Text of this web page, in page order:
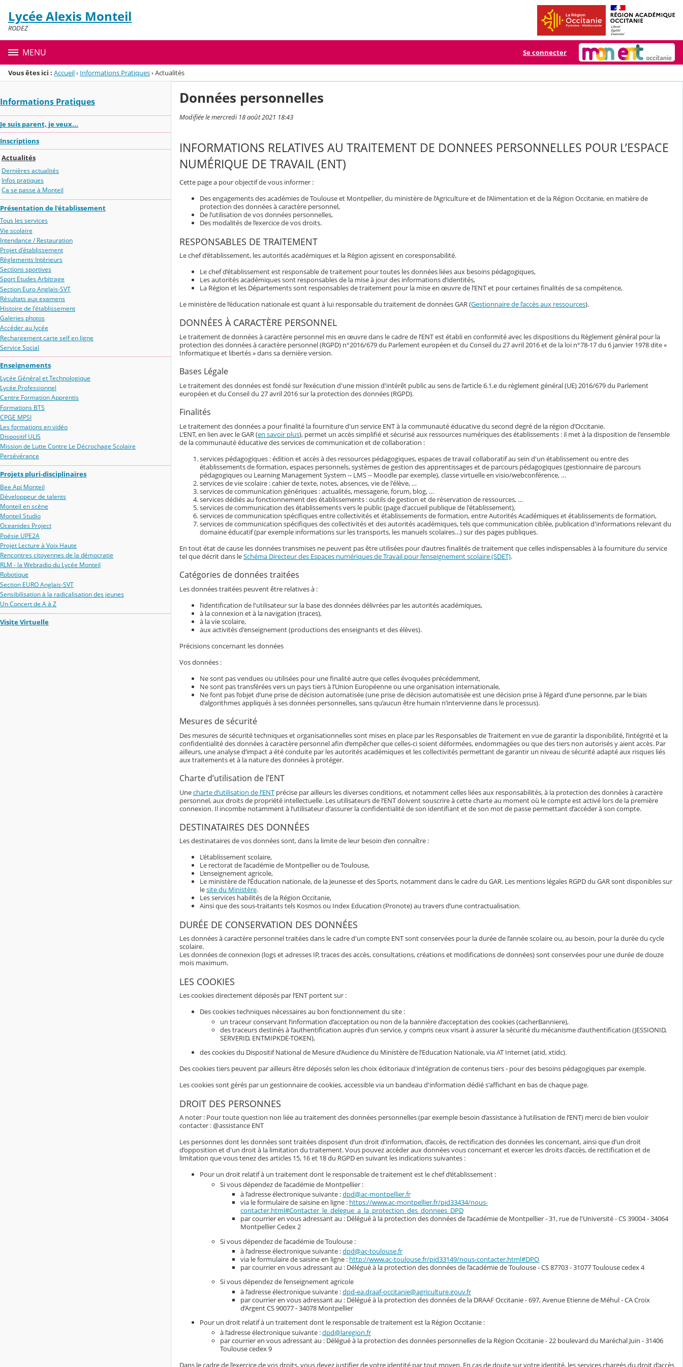
Menu de la rubrique
Contenu
Lycée Alexis Monteil
RODEZ
MENU Se connecter
Vous êtes ici : Accueil› Informations Pratiques›Actualités
Informations Pratiques
Je suis parent, je veux...
Inscriptions
Actualités
Dernières actualités
Infos pratiques
Ça se passe à Monteil
Présentation de l'établissement
Tous les services
Vie scolaire
Intendance / Restauration
Projet d'établissement
Règlements Intérieurs
Sections sportives
Sport Etudes Arbitrage
Section Euro Anglais-SVT
Résultats aux examens
Histoire de l'établissement
Galeries photos
Accéder au lycée
Rechargement carte self en ligne
Service Social
Enseignements
Lycée Général et Technologique
Lycée Professionnel
Centre Formation Apprentis
Formations BTS
CPGE MPSI
Les formations en vidéo
Dispositif ULIS
Mission de Lutte Contre Le Décrochage Scolaire
Persévérance
Projets pluri-disciplinaires
Bee Api Monteil
Développeur de talents
Monteil en scène
Monteil Studio
Oceanides Project
Poésie UPE2A
Projet Lecture à Voix Haute
Rencontres citoyennes de la démocratie
RLM - la Webradio du Lycée Monteil
Robotique
Section EURO Anglais-SVT
Sensibilisation à la radicalisation des jeunes
Un Concert de A à Z
Visite Virtuelle
Données personnelles
Modifiée le mercredi 18 août 2021 18:43
INFORMATIONS RELATIVES AU TRAITEMENT DE DONNEES PERSONNELLES POUR L’ESPACE
NUMÉRIQUE DE TRAVAIL (ENT)
Cette page a pour objectif de vous informer :
Des engagements des académies de Toulouse et Montpellier, du ministère de l’Agriculture et de l’Alimentation et de la Région Occitanie, en matière de
protection des données à caractère personnel,
De l’utilisation de vos données personnelles,
Des modalités de l’exercice de vos droits.
RESPONSABLES DE TRAITEMENT
Le chef d’établissement, les autorités académiques et la Région agissent en coresponsabilité.
Le chef d’établissement est responsable de traitement pour toutes les données liées aux besoins pédagogiques,
Les autorités académiques sont responsables de la mise à jour des informations d’identités,
La Région et les Départements sont responsables de traitement pour la mise en œuvre de l’ENT et pour certaines finalités de sa compétence,
Le ministère de l’éducation nationale est quant à lui responsable du traitement de données GAR (Gestionnaire de l’accès aux ressources).
DONNÉES À CARACTÈRE PERSONNEL
Le traitement de données à caractère personnel mis en œuvre dans le cadre de l’ENT est établi en conformité avec les dispositions du Règlement général pour la
protection des données à caractère personnel (RGPD) n°2016/679 du Parlement européen et du Conseil du 27 avril 2016 et de la loi n°78-17 du 6 janvier 1978 dite «
Informatique et libertés » dans sa dernière version.
Bases Légale
Le traitement des données est fondé sur l’exécution d'une mission d'intérêt public au sens de l’article 6.1.e du règlement général (UE) 2016/679 du Parlement
européen et du Conseil du 27 avril 2016 sur la protection des données (RGPD).
Finalités
Le traitement des données a pour finalité la fourniture d'un service ENT à la communauté éducative du second degré de la région d’Occitanie.
L’ENT, en lien avec le GAR (en savoir plus), permet un accès simplifié et sécurisé aux ressources numériques des établissements : il met à la disposition de l'ensemble
de la communauté éducative des services de communication et de collaboration :
services pédagogiques : édition et accès à des ressources pédagogiques, espaces de travail collaboratif au sein d'un établissement ou entre des
établissements de formation, espaces personnels, systèmes de gestion des apprentissages et de parcours pédagogiques (gestionnaire de parcours
pédagogiques ou Learning Management System -- LMS -- Moodle par exemple), classe virtuelle en visio/webconférence, …
services de vie scolaire : cahier de texte, notes, absences, vie de l'élève, …
services de communication génériques : actualités, messagerie, forum, blog, …
services dédiés au fonctionnement des établissements : outils de gestion et de réservation de ressources, …
services de communication des établissements vers le public (page d'accueil publique de l'établissement),
services de communication spécifiques entre collectivités et établissements de formation, entre Autorités Académiques et établissements de formation,
services de communication spécifiques des collectivités et des autorités académiques, tels que communication ciblée, publication d'informations relevant du
domaine éducatif (par exemple informations sur les transports, les manuels scolaires…) sur des pages publiques.
En tout état de cause les données transmises ne peuvent pas être utilisées pour d’autres finalités de traitement que celles indispensables à la fourniture du service
tel que décrit dans leSchéma Directeur des Espaces numériques de Travail pour l’enseignement scolaire (SDET).
Catégories de données traitées
Les données traitées peuvent être relatives à :
l’identification de l'utilisateur sur la base des données délivrées par les autorités académiques,
à la connexion et à la navigation (traces),
à la vie scolaire,
aux activités d'enseignement (productions des enseignants et des élèves).
Précisions concernant les données
Vos données :
Ne sont pas vendues ou utilisées pour une finalité autre que celles évoquées précédemment,
Ne sont pas transférées vers un pays tiers à l’Union Européenne ou une organisation internationale,
Ne font pas l’objet d’une prise de décision automatisée (une prise de décision automatisée est une décision prise à l’égard d’une personne, par le biais
d’algorithmes appliqués à ses données personnelles, sans qu’aucun être humain n’intervienne dans le processus).
Mesures de sécurité
Des mesures de sécurité techniques et organisationnelles sont mises en place par les Responsables de Traitement en vue de garantir la disponibilité, l’intégrité et la
confidentialité des données à caractère personnel afin d’empêcher que celles-ci soient déformées, endommagées ou que des tiers non autorisés y aient accès. Par
ailleurs, une analyse d’impact a été conduite par les autorités académiques et les collectivités permettant de garantir un niveau de sécurité adapté aux risques liés
aux traitements et à la nature des données à protéger.
Charte d’utilisation de l’ENT
Unecharte d’utilisation de l’ENT précise par ailleurs les diverses conditions, et notamment celles liées aux responsabilités, à la protection des données à caractère
personnel, aux droits de propriété intellectuelle. Les utilisateurs de l’ENT doivent souscrire à cette charte au moment où le compte est activé lors de la première
connexion. Il incombe notamment à l’utilisateur d'assurer la confidentialité de son identifiant et de son mot de passe permettant d’accéder à son compte.
DESTINATAIRES DES DONNÉES
Les destinataires de vos données sont, dans la limite de leur besoin d’en connaître :
L’établissement scolaire,
Le rectorat de l’académie de Montpellier ou de Toulouse,
L’enseignement agricole,
Le ministère de l’Éducation nationale, de la Jeunesse et des Sports, notamment dans le cadre du GAR. Les mentions légales RGPD du GAR sont disponibles sur
lesite du Ministère.
Les services habilités de la Région Occitanie,
Ainsi que des sous-traitants tels Kosmos ou Index Education (Pronote) au travers d’une contractualisation.
DURÉE DE CONSERVATION DES DONNÉES
Les données à caractère personnel traitées dans le cadre d'un compte ENT sont conservées pour la durée de l’année scolaire ou, au besoin, pour la durée du cycle
scolaire.
Les données de connexion (logs et adresses IP, traces des accès, consultations, créations et modifications de données) sont conservées pour une durée de douze
mois maximum.
LES COOKIES
Les cookies directement déposés par l’ENT portent sur :
Des cookies techniques nécessaires au bon fonctionnement du site :
un traceur conservant l’information d’acceptation ou non de la bannière d’acceptation des cookies (cacherBanniere),
des traceurs destinés à l’authentification auprès d’un service, y compris ceux visant à assurer la sécurité du mécanisme d’authentification (JESSIONID,
SERVERID, ENTMIPKDE-TOKEN),
des cookies du Dispositif National de Mesure d’Audience du Ministère de l’Education Nationale, via AT Internet (atid, xtidc).
Des cookies tiers peuvent par ailleurs être déposés selon les choix éditoriaux d'intégration de contenus tiers - pour des besoins pédagogiques par exemple.
Les cookies sont gérés par un gestionnaire de cookies, accessible via un bandeau d'information dédié s'affichant en bas de chaque page.
DROIT DES PERSONNES
A noter : Pour toute question non liée au traitement des données personnelles (par exemple besoin d’assistance à l’utilisation de l’ENT) merci de bien vouloir
contacter : @assistance ENT
Les personnes dont les données sont traitées disposent d’un droit d’information, d’accès, de rectification des données les concernant, ainsi que d’un droit
d’opposition et d'un droit à la limitation du traitement. Vous pouvez accéder aux données vous concernant et exercer les droits d’accès, de rectification et de
limitation que vous tenez des articles 15, 16 et 18 du RGPD en suivant les indications suivantes :
Pour un droit relatif à un traitement dont le responsable de traitement est le chef d’établissement :
Si vous dépendez de l’académie de Montpellier :
à l’adresse électronique suivante :dpd@ac-montpellier.fr
via le formulaire de saisine en ligne : https://www.ac-montpellier.fr/pid33434/nous-
contacter.html#Contacter_le_delegue_a_la_protection_des_donnees_DPD
par courrier en vous adressant au : Délégué à la protection des données de l’académie de Montpellier - 31, rue de l'Université - CS 39004 - 34064
Montpellier Cedex 2
Si vous dépendez de l’académie de Toulouse :
à l’adresse électronique suivante :dpd@ac-toulouse.fr
via le formulaire de saisine en ligne : http://www.ac-toulouse.fr/pid33149/nous-contacter.html#DPO
par courrier en vous adressant au : Délégué à la protection des données de l’académie de Toulouse - CS 87703 - 31077 Toulouse cedex 4
Si vous dépendez de l’enseignement agricole
à l’adresse électronique suivante :dpd-ea.draaf-occitanie@agriculture.gouv.fr
par courrier en vous adressant au : Délégué à la protection des données de la DRAAF Occitanie - 697, Avenue Etienne de Méhul - CA Croix
d’Argent CS 90077 - 34078 Montpellier
Pour un droit relatif à un traitement dont le responsable de traitement est la Région Occitanie :
à l’adresse électronique suivante :dpd@laregion.fr
par courrier en vous adressant au : Délégué à la protection des données personnelles de la Région Occitanie - 22 boulevard du Maréchal Juin - 31406
Toulouse cedex 9
Dans le cadre de l’exercice de vos droits, vous devez justifier de votre identité par tout moyen. En cas de doute sur votre identité, les services chargés du droit d’accès